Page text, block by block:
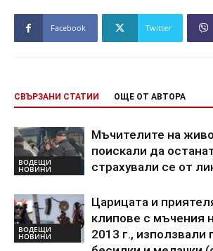
Facebook Twitter
СВЪРЗАНИ СТАТИИ ОЩЕ ОТ АВТОРА
ВОДЕЩИ
НОВИНИ
Мъчителите на
поискали да
страхували се от
ВОДЕЩИ
НОВИНИ
Царицата и
клипове с мъчения
2013 г., използвали